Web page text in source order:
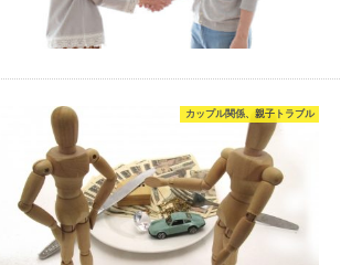
カップル関係、親子トラブル